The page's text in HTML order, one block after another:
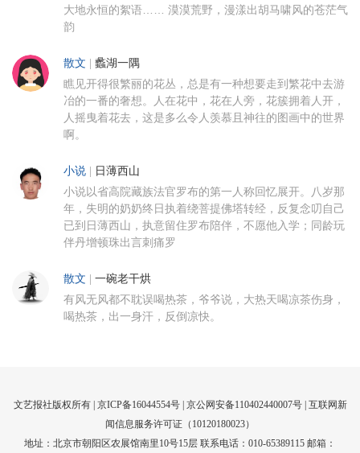
大地永恒的絮语…… 漠漠荒野，漫漾出胡马啸风的苍茫气
韵
散文 蠡湖一隅
瞧见开得很繁丽的花丛，总是有一种想要走到繁花中去游
冶的一番的奢想。人在花中，花在人旁，花簇拥着人开，
人摇曳着花去，这是多么令人羡慕且神往的图画中的世界
啊。
小说 日薄西山
小说以省高院藏族法官罗布的第一人称回忆展开。八岁那
年，失明的奶奶终日执着绕菩提佛塔转经，反复念叨自己
已到日薄西山，执意留住罗布陪伴，不愿他入学；同龄玩
伴丹增顿珠出言刺痛罗
散文 一碗老干烘
有风无风都不耽误喝热茶，爷爷说，大热天喝凉茶伤身，
喝热茶，出一身汗，反倒凉快。
文艺报社版权所有 | 京ICP备16044554号| 京公网安备110402440007号 | 互联网新
闻信息服务许可证（10120180023）
地址：北京市朝阳区农展馆南里10号15层 联系电话：010-65389115 邮箱：